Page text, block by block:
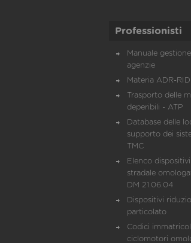
Professionisti
Manuale
agenzie
Materia ADR-
Trasporto delle
deperibili - ATP
Database delle
supporto dei
TMC
Elenco
stradale
DM 21.06.04
Dispositivi
particolato
Codici
ciclomotori